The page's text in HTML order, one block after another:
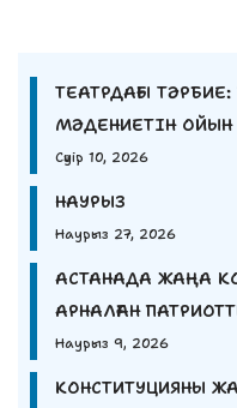
ТЕАТРДАҒЫ
МӘДЕНИЕТІН
Сәуір 10, 2026
НАУРЫЗ
Наурыз 27, 2026
АСТАНАДА ЖАҢА
АРНАЛҒАН
ЖАС ҚАТЫСТЫ.
Наурыз 9, 2026
КОНСТИТУЦИЯНЫ